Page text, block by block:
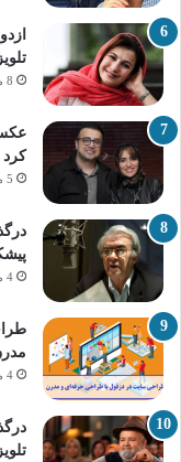
8 مرداد 1405
کرد
5 مرداد 1405
4 مرداد 1405
4 مرداد 1405
تلویزیون 2